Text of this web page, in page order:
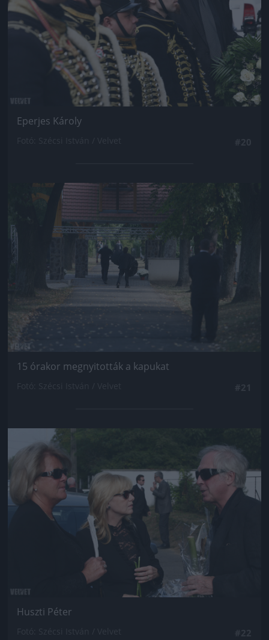
Eperjes Károly
Jön még kép!
15 órakor megnyitották a kapukat
Huszti Péter